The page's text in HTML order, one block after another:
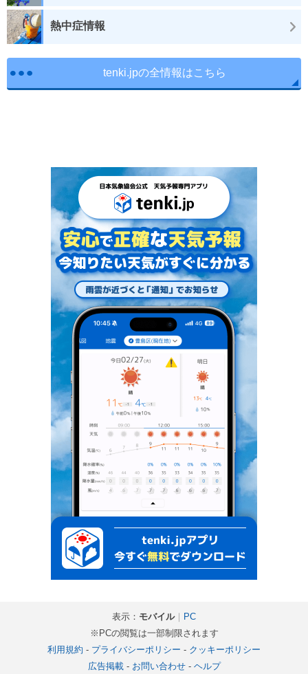
熱中症情報
tenki.jpの全情報はこちら
表示： モバイル｜ PC
※PCの閲覧は一部制限されます
利用規約 - プライバシーポリシー - クッキーポリシー
広告掲載- お問い合わせ- ヘルプ